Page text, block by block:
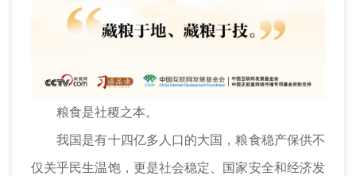
粮食是社稷之本。
我国是有十四亿多人口的大国，粮食稳产保供不
仅关乎民生温饱，更是社会稳定、国家安全和经济发